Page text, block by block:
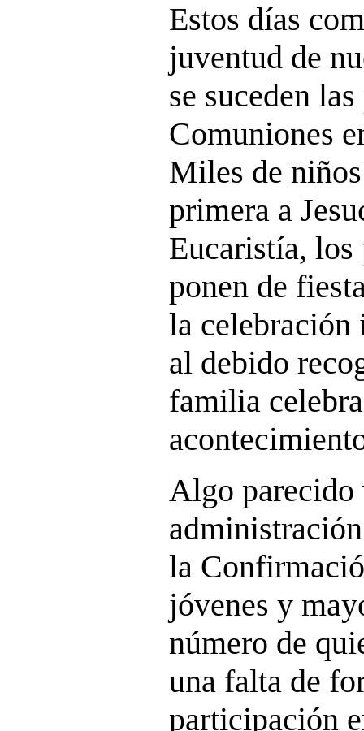
Estos días
juventud de
se suceden
Comuniones
Miles de
primera a
Eucaristía, los
ponen de
la celebración
al debido
familia
Algo parecido
la
jóvenes y
número de
una falta de
participación